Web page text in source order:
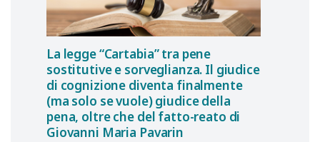
La legge “Cartabia” tra pene
sostitutive e sorveglianza. Il giudice
di cognizione diventa finalmente
(ma solo se vuole) giudice della
pena, oltre che del fatto-reato di
Giovanni Maria Pavarin